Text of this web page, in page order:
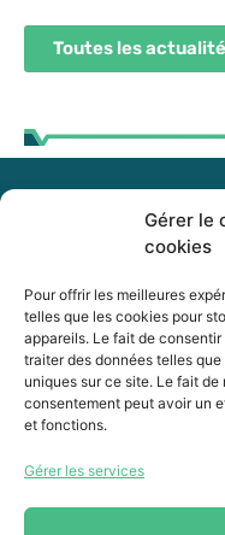
Gérer le
cookies
Pour offrir les meilleures
telles que les cookies pour
appareils. Le fait de
traiter des données telles
uniques sur ce site. Le fait
consentement peut avoir un
et fonctions.
Gérer les services
Toutes les
255,